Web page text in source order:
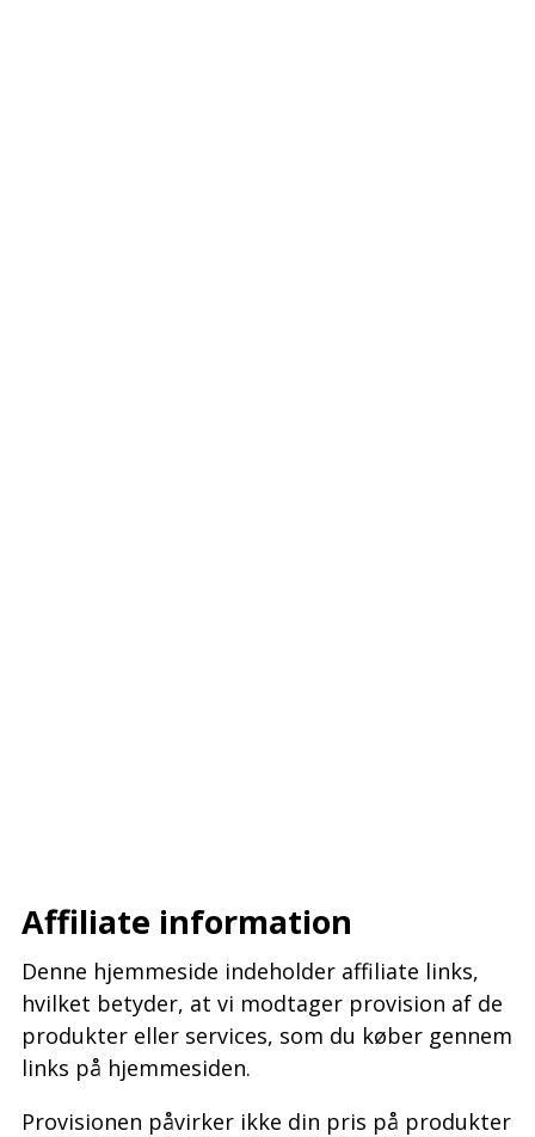
Affiliate information
Denne hjemmeside indeholder affiliate links,
hvilket betyder, at vi modtager provision af de
produkter eller services, som du køber gennem
links på hjemmesiden.
Provisionen påvirker ikke din pris på produkter